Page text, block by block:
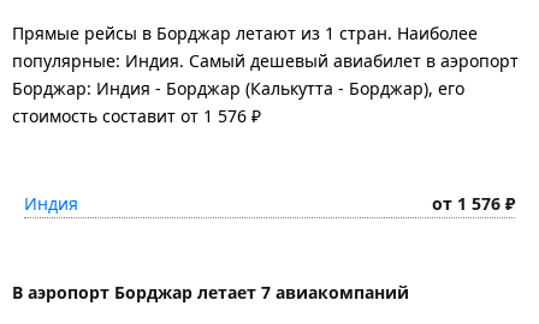
Прямые рейсы в Борджар летают из 1 стран. Наиболее
популярные: Индия. Самый дешевый авиабилет в аэропорт
Борджар: Индия - Борджар (Калькутта - Борджар), его
стоимость составит от 1 576 ₽
Индия от 1 576 ₽
В аэропорт Борджар летает 7 авиакомпаний